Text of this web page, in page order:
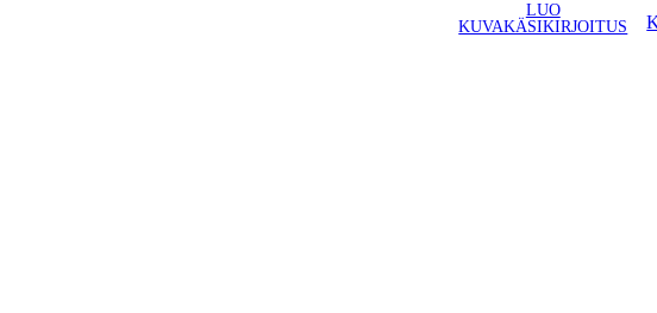
LUO
KUVAKÄSIKIRJOITUS